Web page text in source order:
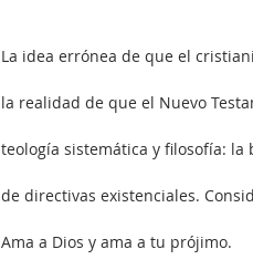
La idea errónea de que el
la realidad de que el Nuevo
teología sistemática y filosofía:
de directivas existenciales.
Ama a Dios y ama a tu prójimo.